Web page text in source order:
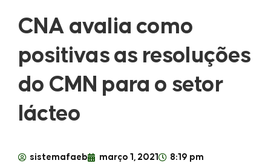
CNA avalia como
positivas as resoluções
do CMN para o setor
lácteo
sistemafaeb março 1, 2021 8:19 pm